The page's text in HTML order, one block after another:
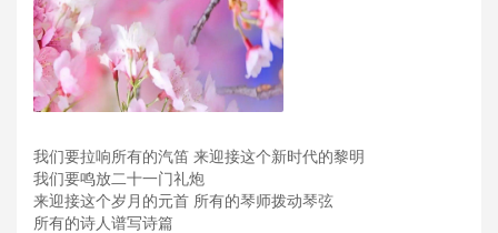
我们要拉响所有的汽笛 来迎接这个新时代的黎明
我们要鸣放二十一门礼炮
来迎接这个岁月的元首 所有的琴师拨动琴弦
所有的诗人谱写诗篇